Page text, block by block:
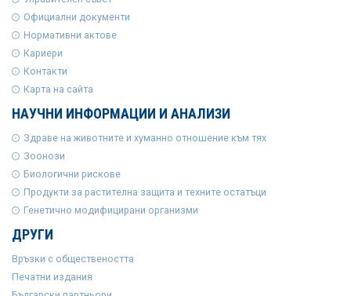
Официални документи
Нормативни актове
Кариери
Контакти
Карта на сайта
НАУЧНИ ИНФОРМАЦИИ И АНАЛИЗИ
Здраве на животните и хуманно отношение към тях
Зоонози
Биологични рискове
Продукти за растителна защита и техните остатъци
Генетично модифицирани организми
ДРУГИ
Връзки с обществеността
Печатни издания